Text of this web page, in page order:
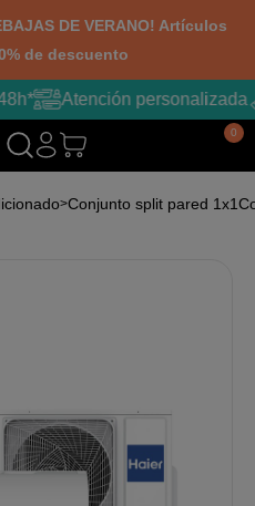
DE VERANO! Artículos
de descuento
Atención personalizada
0
Conjunto split pared 1x1